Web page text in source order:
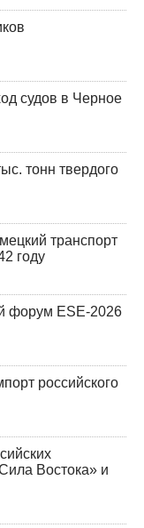
судов в Черное
тонн твердого
транспорт
году
форум ESE-2026
российского
Востока» и